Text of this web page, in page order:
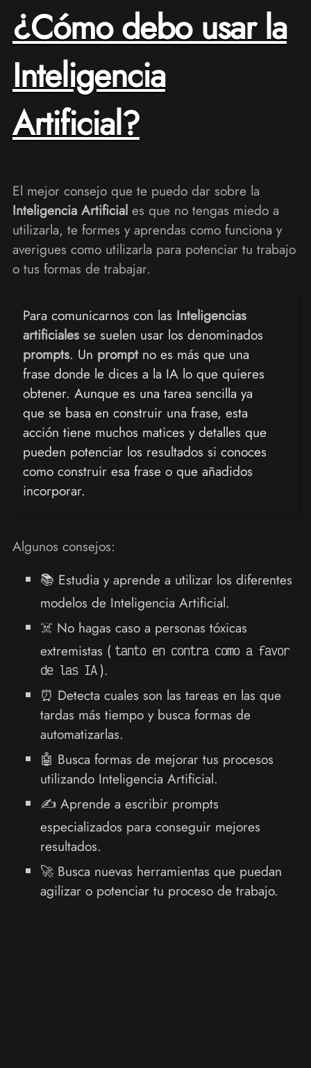
¿Cómo debo usar la
Inteligencia
Artificial?
El mejor consejo que te puedo dar sobre la
Inteligencia Artificiales que no tengas miedo a
utilizarla, te formes y aprendas como funciona y
averigues como utilizarla para potenciar tu trabajo
o tus formas de trabajar.
Para comunicarnos con las Inteligencias
artificialesse suelen usar los denominados
prompts. Un promptno es más que una
frase donde le dices a la IA lo que quieres
obtener. Aunque es una tarea sencilla ya
que se basa en construir una frase, esta
acción tiene muchos matices y detalles que
pueden potenciar los resultados si conoces
como construir esa frase o que añadidos
incorporar.
Algunos consejos:
📚 Estudia y aprende a utilizar los diferentes
modelos de Inteligencia Artificial.
☠️ No hagas caso a personas tóxicas
extremistas ( tanto en contra como a favor
de las IA ).
⏰ Detecta cuales son las tareas en las que
tardas más tiempo y busca formas de
automatizarlas.
🤖 Busca formas de mejorar tus procesos
utilizando Inteligencia Artificial.
✍️ Aprende a escribir prompts
especializados para conseguir mejores
resultados.
🚀 Busca nuevas herramientas que puedan
agilizar o potenciar tu proceso de trabajo.